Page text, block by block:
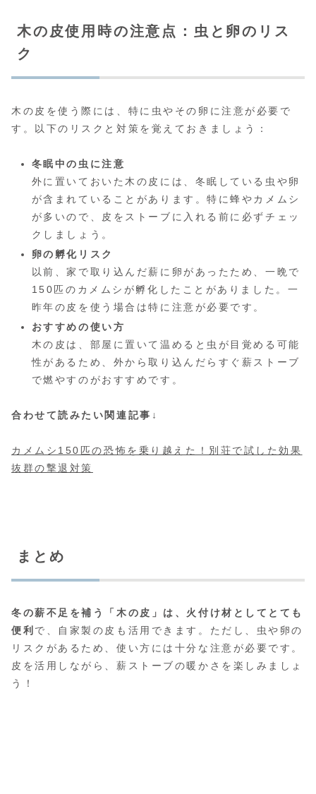
木の皮使用時の注意点：虫と卵のリス
ク
木の皮を使う際には、特に虫やその卵に注意が必要で
す。以下のリスクと対策を覚えておきましょう：
冬眠中の虫に注意
外に置いておいた木の皮には、冬眠している虫や卵
が含まれていることがあります。特に蜂やカメムシ
が多いので、皮をストーブに入れる前に必ずチェッ
クしましょう。
卵の孵化リスク
以前、家で取り込んだ薪に卵があったため、一晩で
150匹のカメムシが孵化したことがありました。一
昨年の皮を使う場合は特に注意が必要です。
おすすめの使い方
木の皮は、部屋に置いて温めると虫が目覚める可能
性があるため、外から取り込んだらすぐ薪ストーブ
で燃やすのがおすすめです。
合わせて読みたい関連記事↓
カメムシ150匹の恐怖を乗り越えた！別荘で試した効果
抜群の撃退対策
まとめ
冬の薪不足を補う「木の皮」は、火付け材としてとても
便利 で、自家製の皮も活用できます。ただし、虫や卵の
リスクがあるため、使い方には十分な注意が必要です。
皮を活用しながら、薪ストーブの暖かさを楽しみましょ
う！